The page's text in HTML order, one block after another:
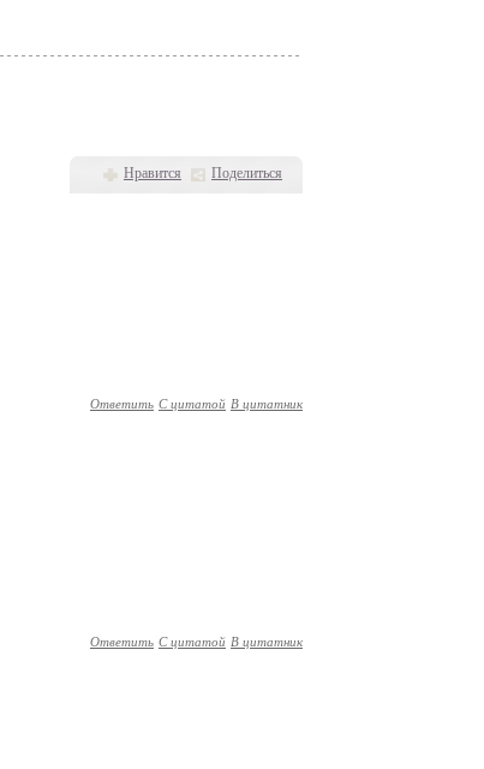
Нравится Поделиться
Ответить С цитатой В цитатник
Ответить С цитатой В цитатник